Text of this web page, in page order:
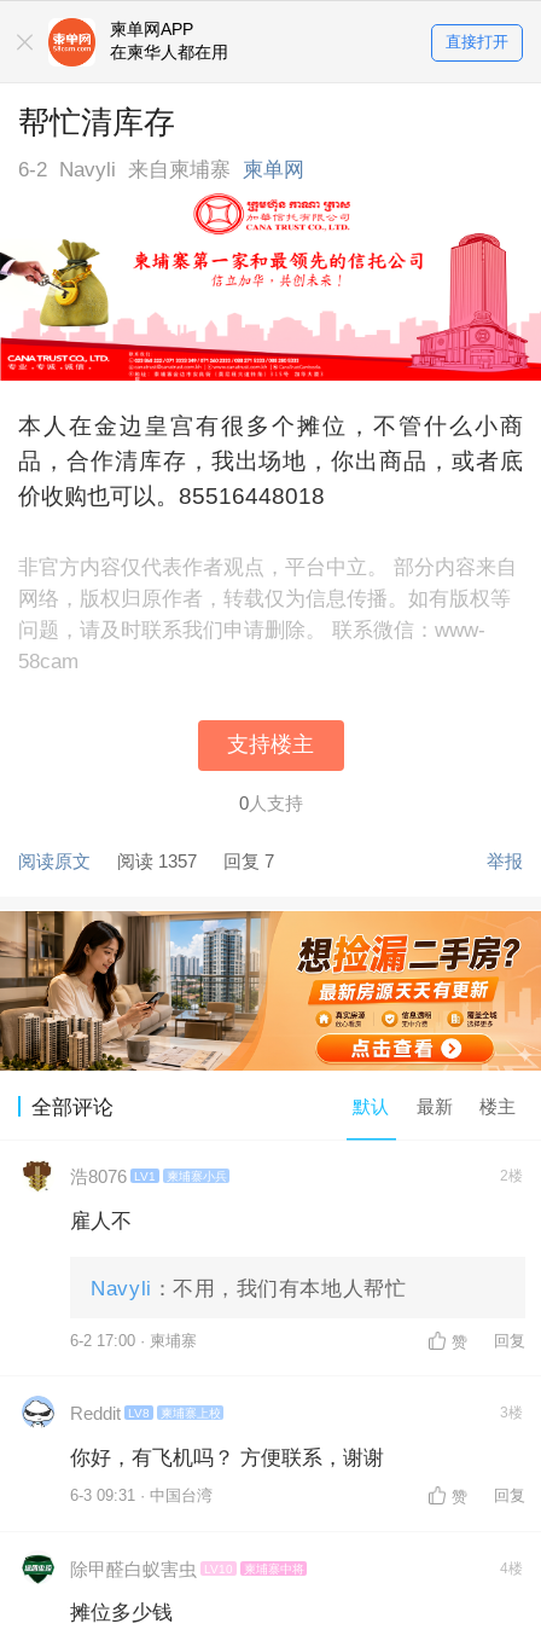
柬单网APP
在柬华人都在用
直接打开
帮忙清库存
6-2 Navyli 来自柬埔寨 柬单网
本人在金边皇宫有很多个摊位，不管什么小商
品，合作清库存，我出场地，你出商品，或者底
价收购也可以。85516448018
非官方内容仅代表作者观点，平台中立。 部分内容来自
网络，版权归原作者，转载仅为信息传播。如有版权等
问题，请及时联系我们申请删除。 联系微信：www-
58cam
支持楼主
0人支持
阅读原文 阅读 1357 回复 7 举报
全部评论 默认 最新 楼主
浩8076 LV1 柬埔寨小兵 2楼
雇人不
Navyli ：不用，我们有本地人帮忙
6-2 17:00 · 柬埔寨 赞 回复
Reddit LV8 柬埔寨上校 3楼
你好，有飞机吗？ 方便联系，谢谢
6-3 09:31 · 中国台湾 赞 回复
除甲醛白蚁害虫 LV10 柬埔寨中将 4楼
摊位多少钱